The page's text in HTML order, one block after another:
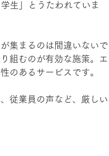
生」とうたわれていま
集まるのは間違いないで
組むのが有効な施策。エ
のあるサービスです。
従業員の声など、厳しい